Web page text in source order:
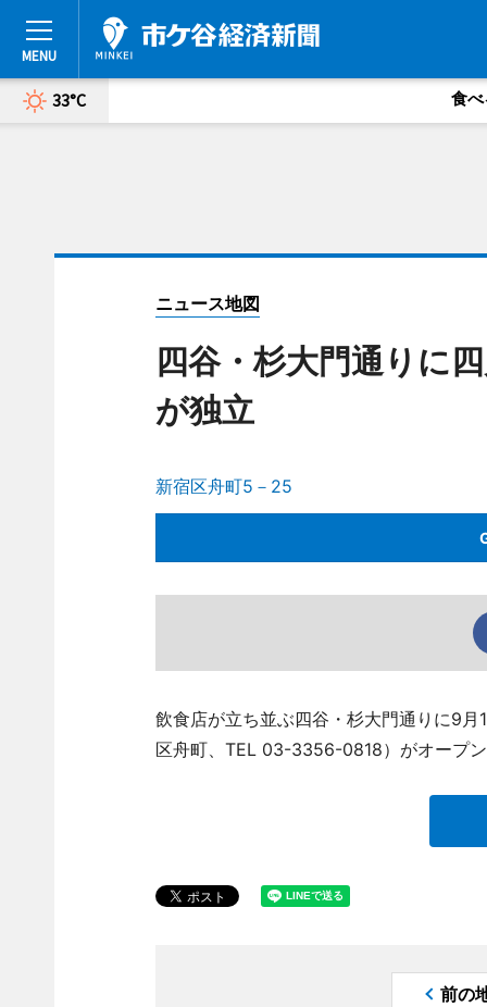
33°C 食べ
ニュース地図
四谷・杉大門通りに
が独立
新宿区舟町5－25
飲食店が立ち並ぶ四谷・杉大門通りに9
区舟町、TEL 03-3356-0818）がオープ
前の